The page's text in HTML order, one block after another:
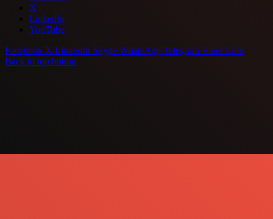
X
LinkedIn
YouTube
Facebook X LinkedIn Skype WhatsApp Telegram Viber Line
Back to top button